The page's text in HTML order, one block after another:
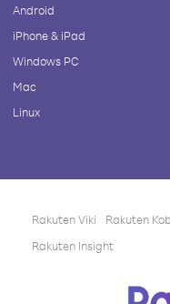
Android
iPhone & iPad
Windows PC
Mac
Linux
Rakuten Viki Rakuten
Rakuten Insight